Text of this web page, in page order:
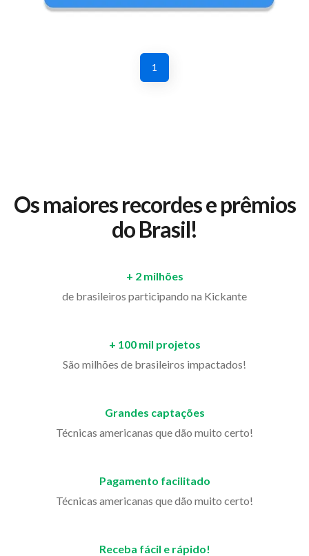
1
Os maiores recordes e prêmios
do Brasil!
+ 2 milhões
de brasileiros participando na Kickante
+ 100 mil projetos
São milhões de brasileiros impactados!
Grandes captações
Técnicas americanas que dão muito certo!
Pagamento facilitado
Técnicas americanas que dão muito certo!
Receba fácil e rápido!